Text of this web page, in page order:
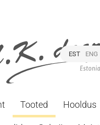
EST ENG
Tooted Hooldus